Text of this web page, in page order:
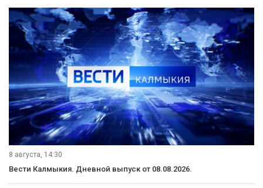
8 августа, 14:30
Вести Калмыкия. Дневной выпуск от 08.08.2026.